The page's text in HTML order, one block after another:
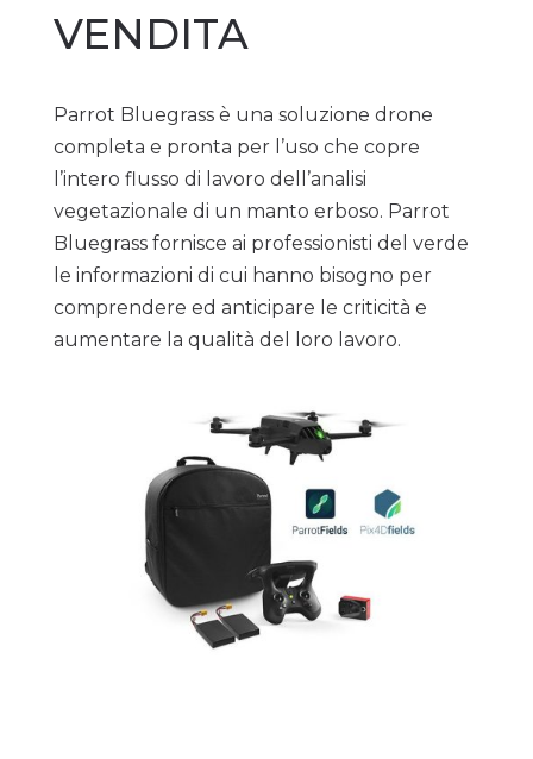
VENDITA
Parrot Bluegrass è una soluzione drone
completa e pronta per l’uso che copre
l’intero flusso di lavoro dell’analisi
vegetazionale di un manto erboso. Parrot
Bluegrass fornisce ai professionisti del verde
le informazioni di cui hanno bisogno per
comprendere ed anticipare le criticità e
aumentare la qualità del loro lavoro.